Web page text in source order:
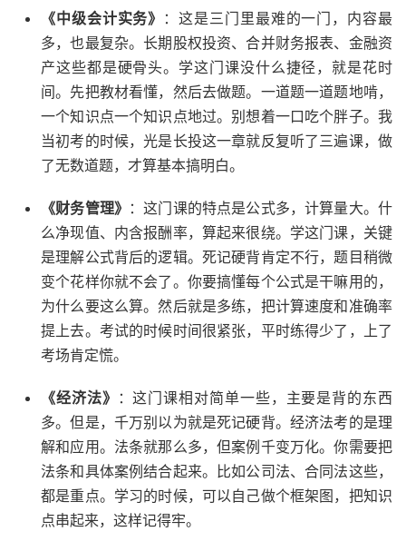
《中级会计实务》 ：这是三门里最难的一门，内容最
多，也最复杂。长期股权投资、合并财务报表、金融资
产这些都是硬骨头。学这门课没什么捷径，就是花时
间。先把教材看懂，然后去做题。一道题一道题地啃，
一个知识点一个知识点地过。别想着一口吃个胖子。我
当初考的时候，光是长投这一章就反复听了三遍课，做
了无数道题，才算基本搞明白。
《财务管理》 ：这门课的特点是公式多，计算量大。什
么净现值、内含报酬率，算起来很绕。学这门课，关键
是理解公式背后的逻辑。死记硬背肯定不行，题目稍微
变个花样你就不会了。你要搞懂每个公式是干嘛用的，
为什么要这么算。然后就是多练，把计算速度和准确率
提上去。考试的时候时间很紧张，平时练得少了，上了
考场肯定慌。
《经济法》 ：这门课相对简单一些，主要是背的东西
多。但是，千万别以为就是死记硬背。经济法考的是理
解和应用。法条就那么多，但案例千变万化。你需要把
法条和具体案例结合起来。比如公司法、合同法这些，
都是重点。学习的时候，可以自己做个框架图，把知识
点串起来，这样记得牢。